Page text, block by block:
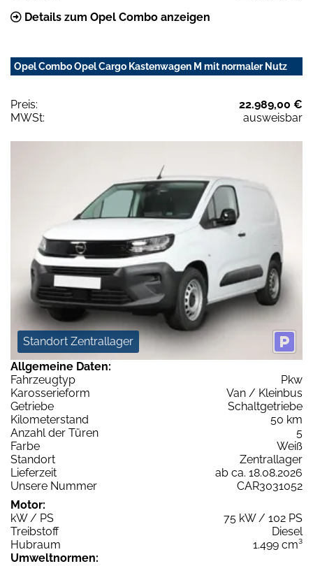
Details zum Opel Combo anzeigen
Opel Combo Opel Cargo Kastenwagen M mit normaler Nutz
Preis:
22.989,00 €
MWSt:
ausweisbar
Standort Zentrallager
Allgemeine Daten:
Fahrzeugtyp
Pkw
Karosserieform
Van / Kleinbus
Getriebe
Schaltgetriebe
Kilometerstand
50 km
Anzahl der Türen
5
Farbe
Weiß
Standort
Zentrallager
Lieferzeit
ab ca. 18.08.2026
Unsere Nummer
CAR3031052
Motor:
kW / PS
75 kW / 102 PS
Treibstoff
Diesel
Hubraum
1.499 cm³
Umweltnormen: